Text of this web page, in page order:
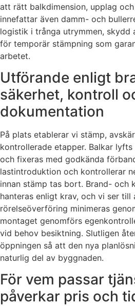
att rätt balkdimension, upplag
innefattar även damm- och
logistik i trånga utrymmen,
för temporär stämpning som
arbetet.
Utförande enligt
säkerhet, kontroll
dokumentation
På plats etablerar vi stämp,
kontrollerade etapper. Balkar
och fixeras med godkända
lastintroduktion och kontrollerar
innan stämp tas bort. Brand- och
hanteras enligt krav, och vi ser
rörelseöverföring minimeras
montaget genomförs
vid behov besiktning. Slutligen
öppningen så att den nya
naturlig del av byggnaden.
För vem passar
påverkar pris och